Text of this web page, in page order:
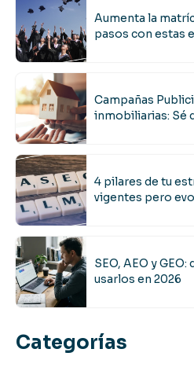
Aumenta la
pasos con estas
Campañas
inmobiliarias: Sé
4 pilares de tu
vigentes pero
SEO, AEO y
usarlos en 2026
Categorías